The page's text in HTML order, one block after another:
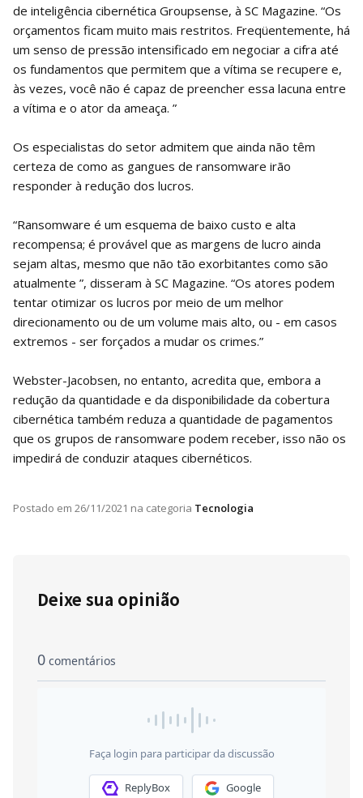
de inteligência cibernética Groupsense, à SC Magazine. “Os
orçamentos ficam muito mais restritos. Freqüentemente, há
um senso de pressão intensificado em negociar a cifra até
os fundamentos que permitem que a vítima se recupere e,
às vezes, você não é capaz de preencher essa lacuna entre
a vítima e o ator da ameaça. ”
Os especialistas do setor admitem que ainda não têm
certeza de como as gangues de ransomware irão
responder à redução dos lucros.
“Ransomware é um esquema de baixo custo e alta
recompensa; é provável que as margens de lucro ainda
sejam altas, mesmo que não tão exorbitantes como são
atualmente ”, disseram à SC Magazine. “Os atores podem
tentar otimizar os lucros por meio de um melhor
direcionamento ou de um volume mais alto, ou - em casos
extremos - ser forçados a mudar os crimes.”
Webster-Jacobsen, no entanto, acredita que, embora a
redução da quantidade e da disponibilidade da cobertura
cibernética também reduza a quantidade de pagamentos
que os grupos de ransomware podem receber, isso não os
impedirá de conduzir ataques cibernéticos.
Postado em 26/11/2021 na categoria Tecnologia
Deixe sua opinião